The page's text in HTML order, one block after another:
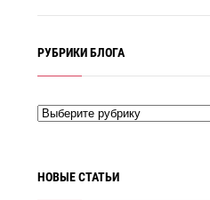
РУБРИКИ БЛОГА
НОВЫЕ СТАТЬИ